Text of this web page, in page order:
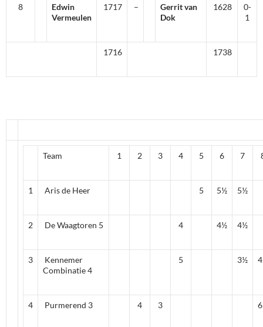
8
Edwin
Vermeulen
1717 –
Gerrit van
Dok
1628
0-
1
1716 1738
Team 1 2 3 4 5 6 7
1 Aris de Heer 5 5½ 5½
2 De Waagtoren 5 4 4½ 4½
3
Kennemer
Combinatie 4
5 3½
4 Purmerend 3 4 3